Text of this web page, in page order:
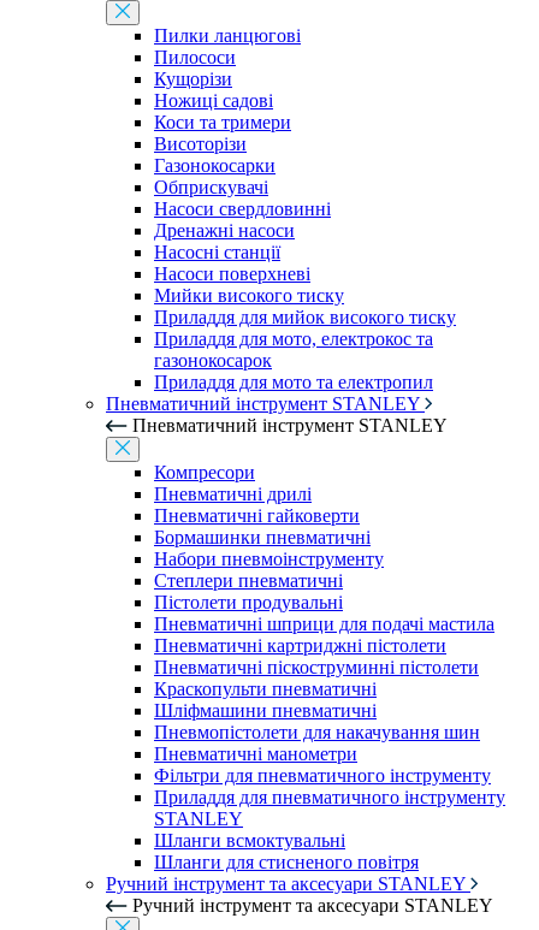
Пилки ланцюгові
Пилососи
Кущорізи
Ножиці садові
Коси та тримери
Висоторізи
Газонокосарки
Обприскувачі
Насоси свердловинні
Дренажні насоси
Насосні станції
Насоси поверхневі
Мийки високого тиску
Приладдя для мийок високого тиску
Приладдя для мото, електрокос та
газонокосарок
Приладдя для мото та електропил
Пневматичний інструмент STANLEY
Пневматичний інструмент STANLEY
Компресори
Пневматичні дрилі
Пневматичні гайковерти
Бормашинки пневматичні
Набори пневмоінструменту
Степлери пневматичні
Пістолети продувальні
Пневматичні шприци для подачі мастила
Пневматичні картриджні пістолети
Пневматичні піскоструминні пістолети
Краскопульти пневматичні
Шліфмашини пневматичні
Пневмопістолети для накачування шин
Пневматичні манометри
Фільтри для пневматичного інструменту
Приладдя для пневматичного інструменту
STANLEY
Шланги всмоктувальні
Шланги для стисненого повітря
Ручний інструмент та аксесуари STANLEY
Ручний інструмент та аксесуари STANLEY